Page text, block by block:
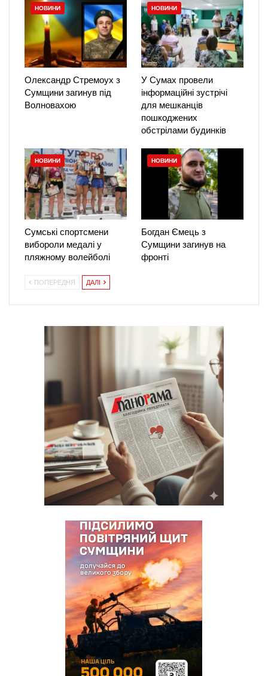
НОВИНИ
Олександр Стремоух з
Сумщини загинув під
Волновахою
НОВИНИ
У Сумах провели
інформаційні зустрічі
для мешканців
пошкоджених
обстрілами будинків
НОВИНИ
Сумські спортсмени
вибороли медалі у
пляжному волейболі
НОВИНИ
Богдан Ємець з
Сумщини загинув на
фронті
ПОПЕРЕДНЯ ДАЛІ